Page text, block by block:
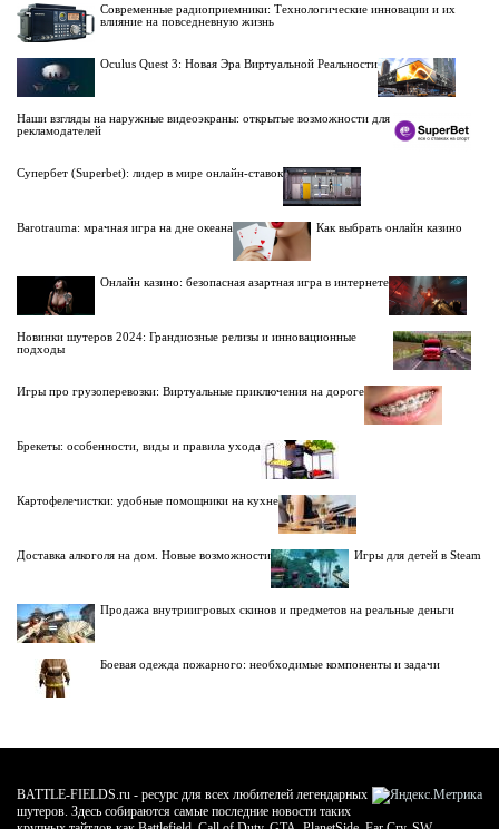
Современные радиоприемники: Технологические инновации и их
влияние на повседневную жизнь
Oculus Quest 3: Новая Эра Виртуальной Реальности
Наши взгляды на наружные видеоэкраны: открытые возможности для
рекламодателей
Супербет (Superbet): лидер в мире онлайн-ставок
Barotrauma: мрачная игра на дне океана Как выбрать онлайн казино
Онлайн казино: безопасная азартная игра в интернете
Новинки шутеров 2024: Грандиозные релизы и инновационные
подходы
Игры про грузоперевозки: Виртуальные приключения на дороге
Брекеты: особенности, виды и правила ухода
Картофелечистки: удобные помощники на кухне
Доставка алкоголя на дом. Новые возможности Игры для детей в Steam
Продажа внутриигровых скинов и предметов на реальные деньги
Боевая одежда пожарного: необходимые компоненты и задачи
BATTLE-FIELDS.ru - ресурс для всех любителей легендарных
шутеров. Здесь собираются самые последние новости таких